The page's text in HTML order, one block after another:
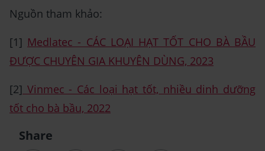
Nguồn tham khảo:
[1] Medlatec - CÁC LOẠI HẠT TỐT CHO BÀ BẦU
ĐƯỢC CHUYÊN GIA KHUYÊN DÙNG, 2023
[2] Vinmec - Các loại hạt tốt, nhiều dinh dưỡng
tốt cho bà bầu, 2022
Share